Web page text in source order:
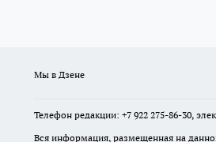
Мы в Дзене
Телефон редакции: +7 922 275-86-30,
Вся информация, размещенная на